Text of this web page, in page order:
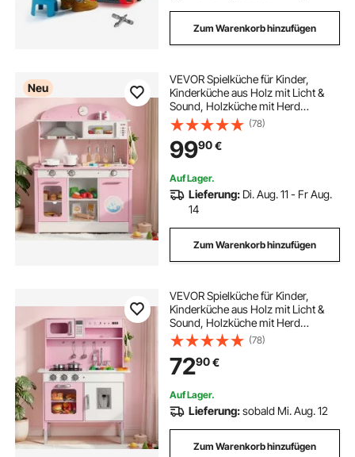
Zum Warenkorb hinzufügen
Neu
VEVOR Spielküche für Kinder,
Kinderküche aus Holz mit Licht &
Sound, Holzküche mit Herd
Backofen Spüle Mikrowelle
Dunstabzug & Geschirrspüler,
Küchenspielzeug mit Kochset für
Kinder ab 3 Jahren, Rosa
(78)
9990€
Auf Lager.
Lieferung: Di. Aug. 11 - Fr Aug.
14
Zum Warenkorb hinzufügen
VEVOR Spielküche für Kinder,
Kinderküche aus Holz mit Licht &
Sound, Holzküche mit Herd
Backofen Spüle Mikrowelle
Eisspender & Getränkespender,
Küchenspielzeug mit Kochset für
Kinder ab 3 Jahren, Rosa
(78)
7290€
Auf Lager.
Lieferung:sobald Mi. Aug. 12
Zum Warenkorb hinzufügen